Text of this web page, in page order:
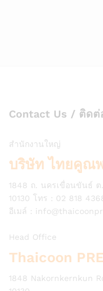
Contact Us / ติดต่
สำนักงานใหญ่
บริษัท ไทยคูณ
1848 ถ. นครเขื่อนขันธ์
10130 โทร : 02 818
อีเมล์ :
Head Office
Thaicoon
1848 Nakornkernkun